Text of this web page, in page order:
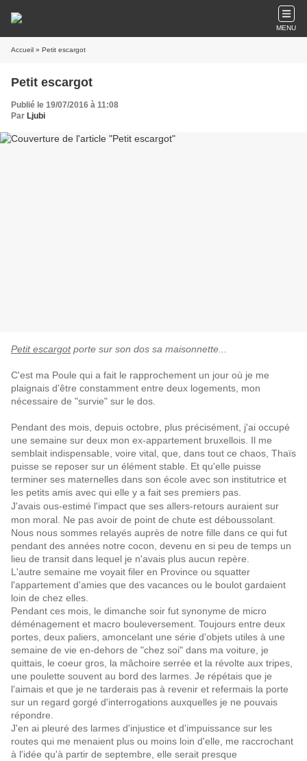
MENU
Accueil » Petit escargot
Petit escargot
Publié le 19/07/2016 à 11:08
Par Ljubi
Petit escargotporte sur son dos sa maisonnette...
C'est ma Poule qui a fait le rapprochement un jour où je me
plaignais d'être constamment entre deux logements, mon
nécessaire de "survie" sur le dos.
Pendant des mois, depuis octobre, plus précisément, j'ai occupé
une semaine sur deux mon ex-appartement bruxellois. Il me
semblait indispensable, voire vital, que, dans tout ce chaos, Thaïs
puisse se reposer sur un élément stable. Et qu'elle puisse
terminer ses maternelles dans son école avec son institutrice et
les petits amis avec qui elle y a fait ses premiers pas.
J'avais ous-estimé l'impact que ses allers-retours auraient sur
mon moral. Ne pas avoir de point de chute est déboussolant.
Nous nous sommes relayés auprès de notre fille dans ce qui fut
pendant des années notre cocon, devenu en si peu de temps un
lieu de transit dans lequel je n'avais plus aucun repère.
L'autre semaine me voyait filer en Province ou squatter
l'appartement d'amies que des vacances ou le boulot gardaient
loin de chez elles.
Pendant ces mois, le dimanche soir fut synonyme de micro
déménagement et macro bouleversement. Toujours entre deux
portes, deux paliers, amoncelant une série d'objets utiles à une
semaine de vie en-dehors de "chez soi" dans ma voiture, je
quittais, le coeur gros, la mâchoire serrée et la révolte aux tripes,
une poulette souvent au bord des larmes. Je répétais que je
l'aimais et que je ne tarderais pas à revenir et refermais la porte
sur un regard gorgé d'interrogations auxquelles je ne pouvais
répondre.
J'en ai pleuré des larmes d'injustice et d'impuissance sur les
routes qui me menaient plus ou moins loin d'elle, me raccrochant
à l'idée qu'à partir de septembre, elle serait presque